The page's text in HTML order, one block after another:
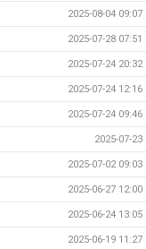
2025-08-04 09:07
2025-07-28 07:51
2025-07-24 20:32
2025-07-24 12:16
2025-07-24 09:46
2025-07-23
2025-07-02 09:03
2025-06-27 12:00
2025-06-24 13:05
2025-06-19 11:27